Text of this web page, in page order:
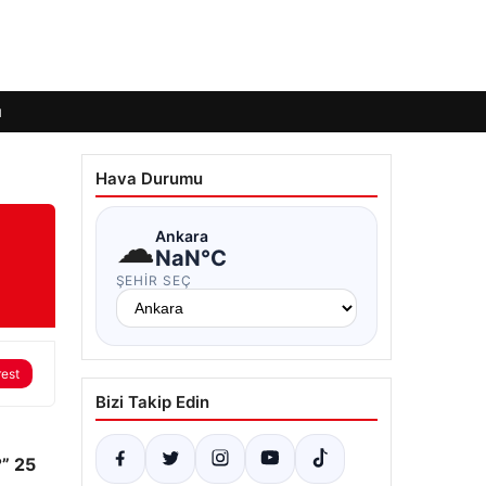
25
Hava Durumu
☁Ankara
NaN°C
ŞEHIR SEÇ
Bizi Takip Edin